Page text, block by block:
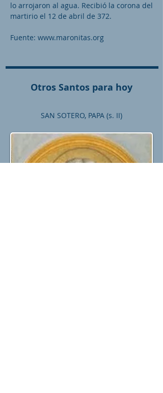
lo arrojaron al agua. Recibió la corona del
martirio el 12 de abril de 372.
Fuente: www.maronitas.org
Otros Santos para hoy
SAN SOTERO, PAPA (s. II)